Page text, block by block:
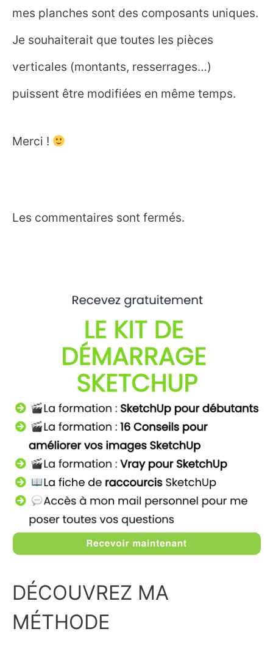
mes planches sont des composants uniques.
Je souhaiterait que toutes les pièces
verticales (montants, resserrages…)
puissent être modifiées en même temps.
Merci !
Les commentaires sont fermés.
DÉCOUVREZ MA
MÉTHODE